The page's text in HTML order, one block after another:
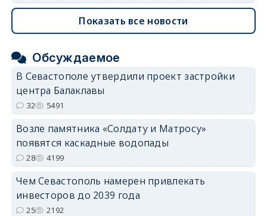
Показать все новости
Обсуждаемое
В Севастополе утвердили проект застройки
центра Балаклавы
32 5491
Возле памятника «Солдату и Матросу»
появятся каскадные водопады
28 4199
Чем Севастополь намерен привлекать
инвесторов до 2039 года
25 2192